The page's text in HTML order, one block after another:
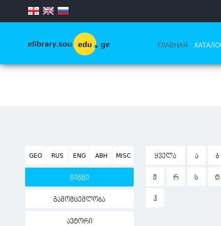
.
ГЛАВНАЯ
GEO RUS ENG ABH MISC
წიგნი
გამომცემლობა
ავტორი
ᲧᲕᲔᲚᲐ Ა Ბ
Ჟ Რ Ს Ტ
Ჰ